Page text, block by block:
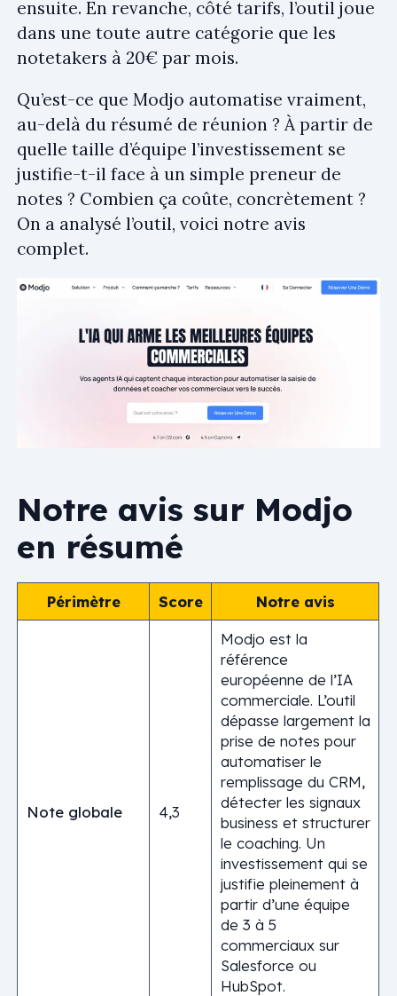
ensuite. En revanche, côté tarifs, l’outil joue
dans une toute autre catégorie que les
notetakers à 20€ par mois.
Qu’est-ce que Modjo automatise vraiment,
au-delà du résumé de réunion ? À partir de
quelle taille d’équipe l’investissement se
justifie-t-il face à un simple preneur de
notes ? Combien ça coûte, concrètement ?
On a analysé l’outil, voici notre avis
complet.
Notre avis sur Modjo
en résumé
Périmètre Score Notre avis
Note globale 4,3
Modjo est la
référence
européenne de l’IA
commerciale. L’outil
dépasse largement la
prise de notes pour
automatiser le
remplissage du CRM,
détecter les signaux
business et structurer
le coaching. Un
investissement qui se
justifie pleinement à
partir d’une équipe
de 3 à 5
commerciaux sur
Salesforce ou
HubSpot.